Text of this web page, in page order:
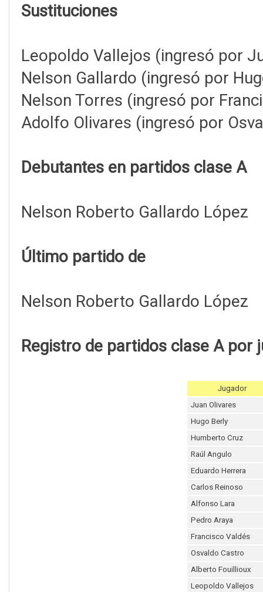
Sustituciones
Leopoldo Vallejos (ingresó por
Nelson Gallardo (ingresó por
Nelson Torres (ingresó por
Adolfo Olivares (ingresó por
Debutantes en partidos clase A
Nelson Roberto Gallardo López
Último partido de
Nelson Roberto Gallardo López
Registro de partidos clase A por
Jugador
Juan Olivares
Hugo Berly
Humberto Cruz
Raúl Angulo
Eduardo Herrera
Carlos Reinoso
Alfonso Lara
Pedro Araya
Francisco Valdés
Osvaldo Castro
Alberto Fouillioux
Leopoldo Vallejos